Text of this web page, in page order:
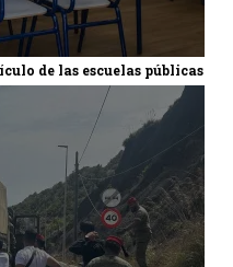
de las escuelas públicas